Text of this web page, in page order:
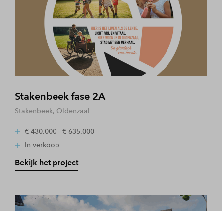
Stakenbeek fase 2A
Stakenbeek, Oldenzaal
€ 430.000 - € 635.000
In verkoop
Bekijk het project